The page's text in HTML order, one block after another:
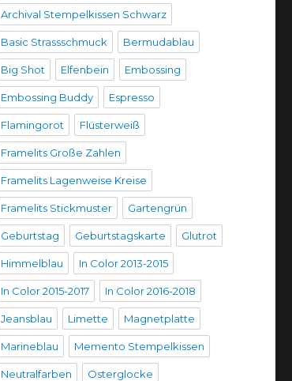
Archival Stempelkissen Schwarz
Basic Strassschmuck Bermudablau
Big Shot Elfenbein Embossing
Embossing Buddy Espresso
Flamingorot Flüsterweiß
Framelits Große Zahlen
Framelits Lagenweise Kreise
Framelits Stickmuster Gartengrün
Geburtstag Geburtstagskarte Glutrot
Himmelblau In Color 2013-2015
In Color 2015-2017 In Color 2016-2018
Jeansblau Limette Magnetplatte
Marineblau Memento Stempelkissen
Neutralfarben Osterglocke